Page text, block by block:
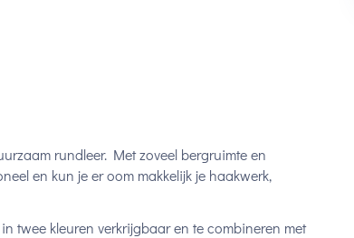
rundleer. Met zoveel bergruimte en
en kun je er oom makkelijk je haakwerk,
twee kleuren verkrijgbaar en te combineren met